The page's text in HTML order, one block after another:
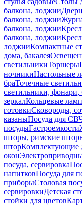
балкона, лоджии
балкона, лоджии
балкона, лоджии
балкона, лоджии
лоджииКомпактные
дома, бакалея
светильникиТоршеры
ночникиНастольные
браТочечные
светильники, фонари,
зеркалКольцевые
готовкиСковороды,
казаныПосуда для
посудыГастроемкости
шторы, римские
шторКомплектующие
окон
посуда, сервировка
напитковПосуда для
приборыСтоловая
сервировкиДетская
стойки для цветов